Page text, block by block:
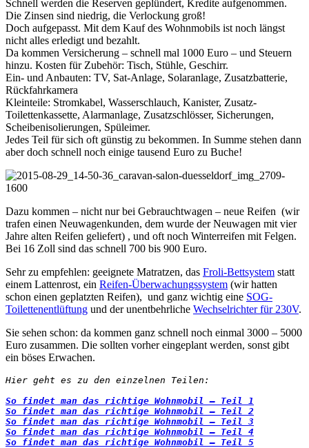
Schnell werden die Reserven geplündert, Kredite aufgenommen.
Die Zinsen sind niedrig, die Verlockung groß!
Doch aufgepasst. Mit dem Kauf des Wohnmobils ist noch längst
nicht alles erledigt und bezahlt.
Da kommen Versicherung – schnell mal 1000 Euro – und Steuern
hinzu. Kosten für Zubehör: Tisch, Stühle, Geschirr.
Ein- und Anbauten: TV, Sat-Anlage, Solaranlage, Zusatzbatterie,
Rückfahrkamera
Kleinteile: Stromkabel, Wasserschlauch, Kanister, Zusatz-
Toilettenkassette, Alarmanlage, Zusatzschlösser, Sicherungen,
Scheibenisolierungen, Spüleimer.
Jedes Teil für sich oft günstig zu bekommen. In Summe stehen dann
aber doch schnell noch einige tausend Euro zu Buche!
Dazu kommen – nicht nur bei Gebrauchtwagen – neue Reifen (wir
trafen einen Neuwagenkunden, dem wurde der Neuwagen mit vier
Jahre alten Reifen geliefert) , und oft noch Winterreifen mit Felgen.
Bei 16 Zoll sind das schnell 700 bis 900 Euro.
Sehr zu empfehlen: geeignete Matratzen, das Froli-Bettsystem statt
einem Lattenrost, ein Reifen-Überwachungssystem (wir hatten
schon einen geplatzten Reifen), und ganz wichtig eine SOG-
Toilettenentlüftung und der unentbehrliche Wechselrichter für 230V.
Sie sehen schon: da kommen ganz schnell noch einmal 3000 – 5000
Euro zusammen. Die sollten vorher eingeplant werden, sonst gibt
ein böses Erwachen.
Hier geht es zu den einzelnen Teilen:
So findet man das richtige Wohnmobil – Teil 2
So findet man das richtige Wohnmobil – Teil
So findet man das richtige Wohnmobil – Teil 4
So findet man das richtige Wohnmobil – Teil 5